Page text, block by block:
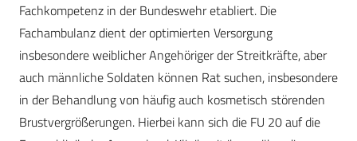
Fachkompetenz in der Bundeswehr etabliert. Die
Fachambulanz dient der optimierten Versorgung
insbesondere weiblicher Angehöriger der Streitkräfte, aber
auch männliche Soldaten können Rat suchen, insbesondere
in der Behandlung von häufig auch kosmetisch störenden
Brustvergrößerungen. Hierbei kann sich die FU 20 auf die